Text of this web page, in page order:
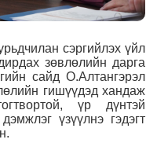
сэргийлэх үйл
зөвлөлийн дарга
сайд О.Алтангэрэл
гишүүдэд хандаж
үр дүнтэй
үзүүлнэ гэдэгт